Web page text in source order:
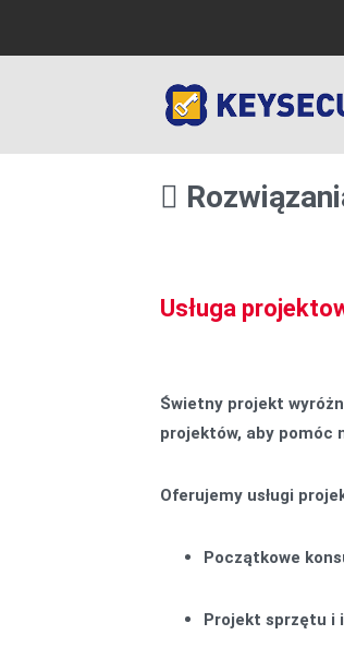
Usługa
Świetny projekt
projektów, aby pomóc
Oferujemy usługi
Początkowe
Projekt sprzętu i